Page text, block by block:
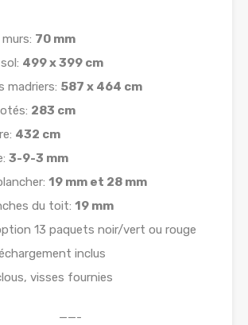
70 mm
499 x 399 cm
madriers: 587 x 464 cm
283 cm
432 cm
3-9-3 mm
19 mm et 28 mm
du toit: 19 mm
13 paquets noir/vert ou rouge
inclus
visses fournies
——-